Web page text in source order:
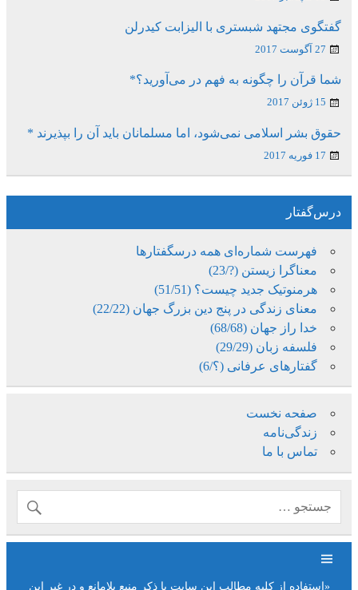
گفتگوی مجتهد شبستری با الیزابت کیدرلن
27 آگوست 2017
شما قرآن را چگونه به فهم در می‌آورید؟*
15 ژوئن 2017
حقوق بشر اسلامی نمی‌شود، اما مسلمانان باید آن را بپذیرند *
17 فوریه 2017
درس‌گفتار
فهرست شماره‌ای همه درسگفتارها
معناگرا زیستن (?/23)
هرمنوتیک جدید چیست؟ (51/51)
معنای زندگی در پنج دین بزرگ جهان (22/22)
خدا راز جهان (68/68)
فلسفه زبان (29/29)
گفتارهای عرفانی (؟/6)
صفحه نخست
زندگی‌نامه
تماس با ما
«استفاده از کلیه مطالب این سایت با ذکر منبع بلامانع و در غیر این